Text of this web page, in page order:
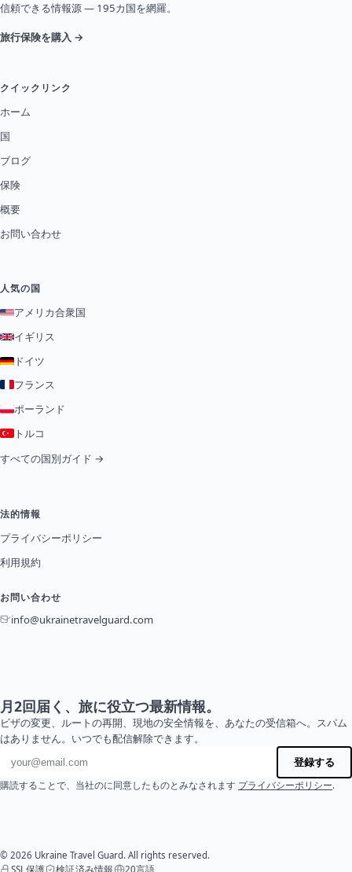
信頼できる情報源 — 195カ国を網羅。
旅行保険を購入 →
クイックリンク
ホーム
国
ブログ
保険
概要
お問い合わせ
人気の国
アメリカ合衆国
イギリス
ドイツ
フランス
ポーランド
トルコ
すべての国別ガイド →
法的情報
プライバシーポリシー
利用規約
お問い合わせ
info@ukrainetravelguard.com
月2回届く、旅に役立つ最新情報。
ビザの変更、ルートの再開、現地の安全情報を、あなたの受信箱へ。スパム
はありません。いつでも配信解除できます。
メールアドレス
登録する
購読することで、当社のに同意したものとみなされます プライバシーポリシー.
© 2026 Ukraine Travel Guard. All rights reserved.
SSL保護
検証済み情報 20言語